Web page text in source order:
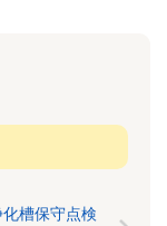
槽保守点検